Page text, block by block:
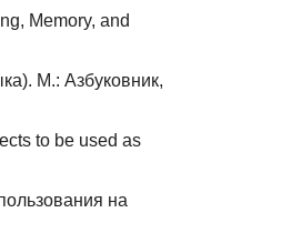
Memory, and
М.: Азбуковник,
to be used as
на